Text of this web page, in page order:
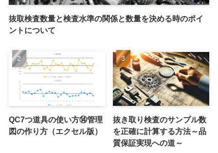
抜取検査数量と検査水準の関係と数量を決める時のポイ
ントについて
QC7つ道具の使い方⑭管理
図の作り方（エクセル版）
抜き取り検査のサンプル数
を正確に計算する方法～品
質保証実現への道～